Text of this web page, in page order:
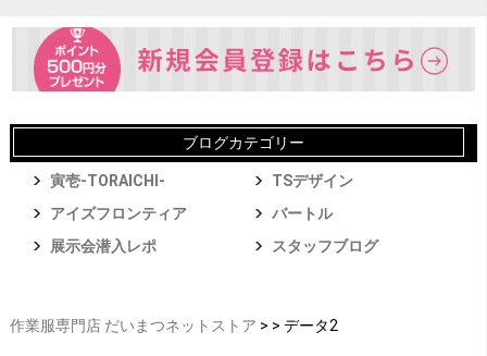
ブログカテゴリー
寅壱-TORAICHI-
TSデザイン
アイズフロンティア
バートル
展示会潜入レポ
スタッフブログ
作業服専門店 だいまつネットストア > > データ2